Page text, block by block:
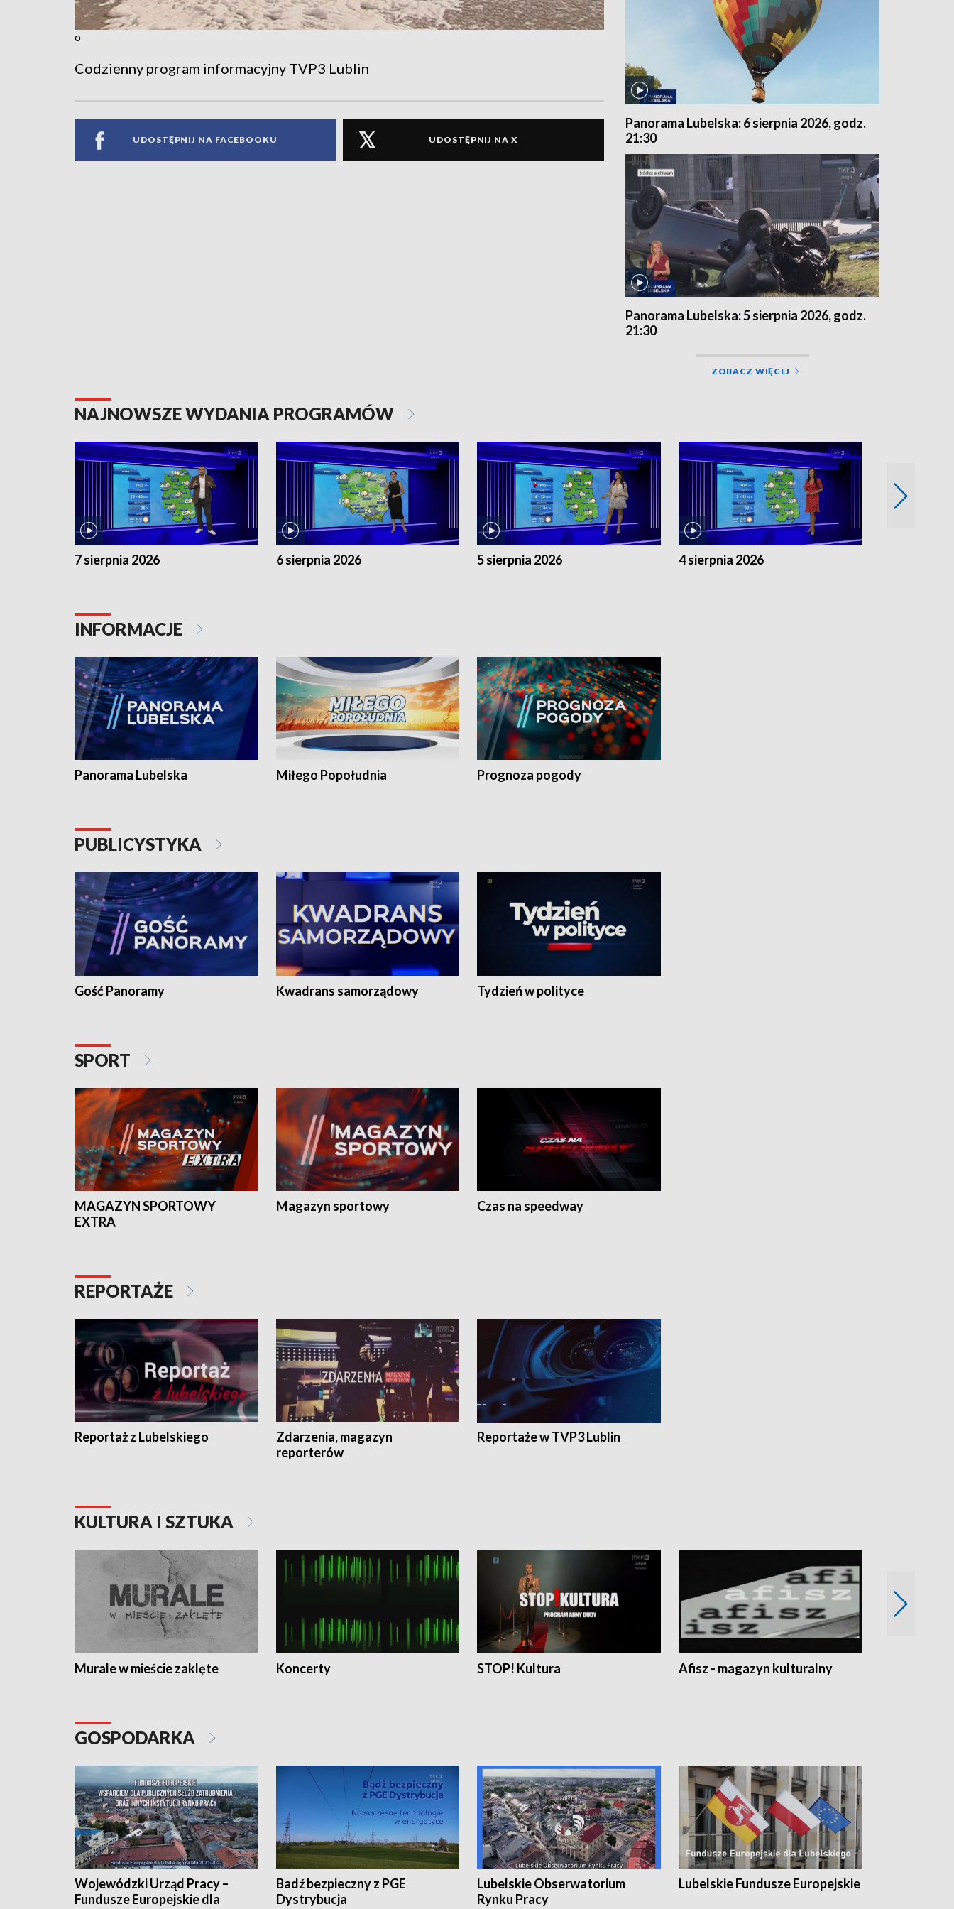
o
Codzienny program informacyjny TVP3 Lublin
UDOSTĘPNIJ NA FACEBOOKU UDOSTĘPNIJ NA X
Panorama Lubelska: 6 sierpnia 2026, godz.
21:30
Panorama Lubelska: 5 sierpnia 2026, godz.
21:30
ZOBACZ WIĘCEJ
NAJNOWSZE WYDANIA PROGRAMÓW
7 sierpnia 2026 6 sierpnia 2026 5 sierpnia 2026 4 sierpnia 2026
INFORMACJE
Panorama Lubelska Miłego Popołudnia Prognoza pogody
PUBLICYSTYKA
Gość Panoramy Kwadrans samorządowy Tydzień w polityce
SPORT
MAGAZYN SPORTOWY
EXTRA
Magazyn sportowy Czas na speedway
REPORTAŻE
Reportaż z Lubelskiego
Zdarzenia, magazyn
reporterów
Reportaże w TVP3 Lublin
KULTURA I SZTUKA
Murale w mieście zaklęte Koncerty STOP! Kultura Afisz - magazyn kulturalny
GOSPODARKA
Wojewódzki Urząd Pracy –
Fundusze Europejskie dla
Badź bezpieczny z PGE
Dystrybucja
Lubelskie Obserwatorium
Rynku Pracy
Lubelskie Fundusze Europejskie